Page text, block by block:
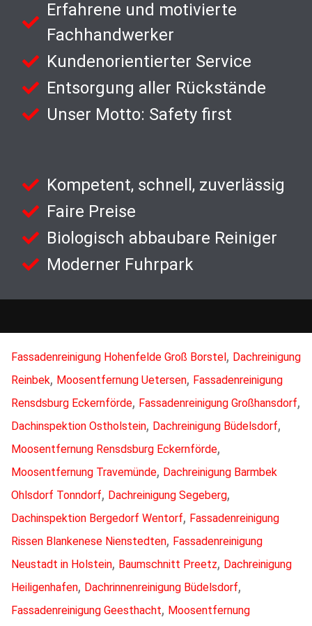
Erfahrene und motivierte
Fachhandwerker
Kundenorientierter Service
Entsorgung aller Rückstände
Unser Motto: Safety first
Kompetent, schnell, zuverlässig
Faire Preise
Biologisch abbaubare Reiniger
Moderner Fuhrpark
Fassadenreinigung Hohenfelde Groß Borstel, Dachreinigung
Reinbek, Moosentfernung Uetersen, Fassadenreinigung
Rensdsburg Eckernförde, Fassadenreinigung Großhansdorf,
Dachinspektion Ostholstein, Dachreinigung Büdelsdorf,
Moosentfernung Rensdsburg Eckernförde,
Moosentfernung Travemünde, Dachreinigung Barmbek
Ohlsdorf Tonndorf, Dachreinigung Segeberg,
Dachinspektion Bergedorf Wentorf, Fassadenreinigung
Rissen Blankenese Nienstedten, Fassadenreinigung
Neustadt in Holstein, Baumschnitt Preetz, Dachreinigung
Heiligenhafen, Dachrinnenreinigung Büdelsdorf,
Fassadenreinigung Geesthacht, Moosentfernung